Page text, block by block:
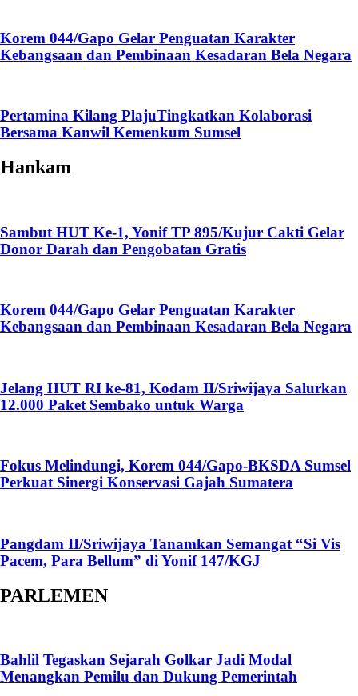
Korem 044/Gapo Gelar Penguatan Karakter
Kebangsaan dan Pembinaan Kesadaran Bela Negara
Pertamina Kilang PlajuTingkatkan Kolaborasi
Bersama Kanwil Kemenkum Sumsel
Hankam
Sambut HUT Ke-1, Yonif TP 895/Kujur Cakti Gelar
Donor Darah dan Pengobatan Gratis
Korem 044/Gapo Gelar Penguatan Karakter
Kebangsaan dan Pembinaan Kesadaran Bela Negara
Jelang HUT RI ke-81, Kodam II/Sriwijaya Salurkan
12.000 Paket Sembako untuk Warga
Fokus Melindungi, Korem 044/Gapo-BKSDA Sumsel
Perkuat Sinergi Konservasi Gajah Sumatera
Pangdam II/Sriwijaya Tanamkan Semangat “Si Vis
Pacem, Para Bellum” di Yonif 147/KGJ
PARLEMEN
Bahlil Tegaskan Sejarah Golkar Jadi Modal
Menangkan Pemilu dan Dukung Pemerintah